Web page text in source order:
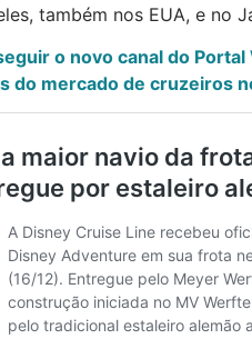
também nos EUA, e no
o novo canal do
do mercado de cruzeiros